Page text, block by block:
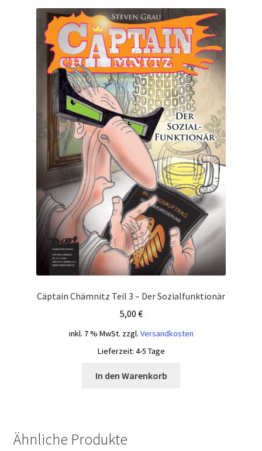
Cäptain Chämnitz Teil 3 – Der Sozialfunktionär
5,00 €
inkl. 7 % MwSt. zzgl. Versandkosten
Lieferzeit: 4-5 Tage
In den Warenkorb
Ähnliche Produkte